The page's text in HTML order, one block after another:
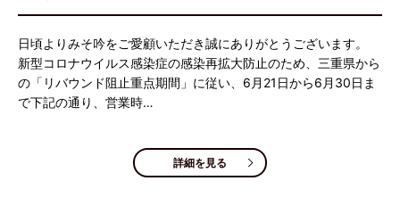
日頃よりみそ吟をご愛顧いただき誠にありがとうございます。
新型コロナウイルス感染症の感染再拡大防止のため、三重県から
の「リバウンド阻止重点期間」に従い、6月21日から6月30日ま
で下記の通り、営業時…
詳細を見る